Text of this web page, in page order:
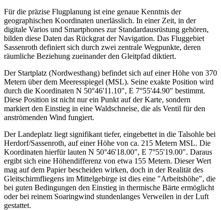
Für die präzise Flugplanung ist eine genaue Kenntnis der
geographischen Koordinaten unerlässlich. In einer Zeit, in der
digitale Varios und Smartphones zur Standardausrüstung gehören,
bilden diese Daten das Rückgrat der Navigation. Das Fluggebiet
Sassenroth definiert sich durch zwei zentrale Wegpunkte, deren
räumliche Beziehung zueinander den Gleitpfad diktiert.
Der Startplatz (Nordwesthang) befindet sich auf einer Höhe von 370
Metern über dem Meeresspiegel (MSL). Seine exakte Position wird
durch die Koordinaten N 50°46'11.10", E 7°55'44.90" bestimmt.
Diese Position ist nicht nur ein Punkt auf der Karte, sondern
markiert den Einstieg in eine Waldschneise, die als Ventil für den
anströmenden Wind fungiert.
Der Landeplatz liegt signifikant tiefer, eingebettet in die Talsohle bei
Herdorf/Sassenroth, auf einer Höhe von ca. 215 Metern MSL. Die
Koordinaten hierfür lauten N 50°46'18.00", E 7°55'19.00". Daraus
ergibt sich eine Höhendifferenz von etwa 155 Metern. Dieser Wert
mag auf dem Papier bescheiden wirken, doch in der Realität des
Gleitschirmfliegens im Mittelgebirge ist dies eine "Arbeitshöhe", die
bei guten Bedingungen den Einstieg in thermische Bärte ermöglicht
oder bei reinem Soaringwind stundenlanges Verweilen in der Luft
gestattet.